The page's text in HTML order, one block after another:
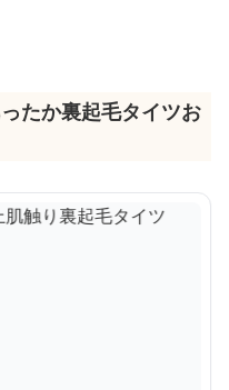
たか裏起毛タイツお